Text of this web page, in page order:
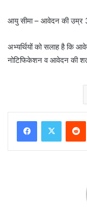
आयु सीमा – आवेदन की उम्र
अभ्यर्थियों को सलाह है कि
नोटिफिकेशन व आवेदन की